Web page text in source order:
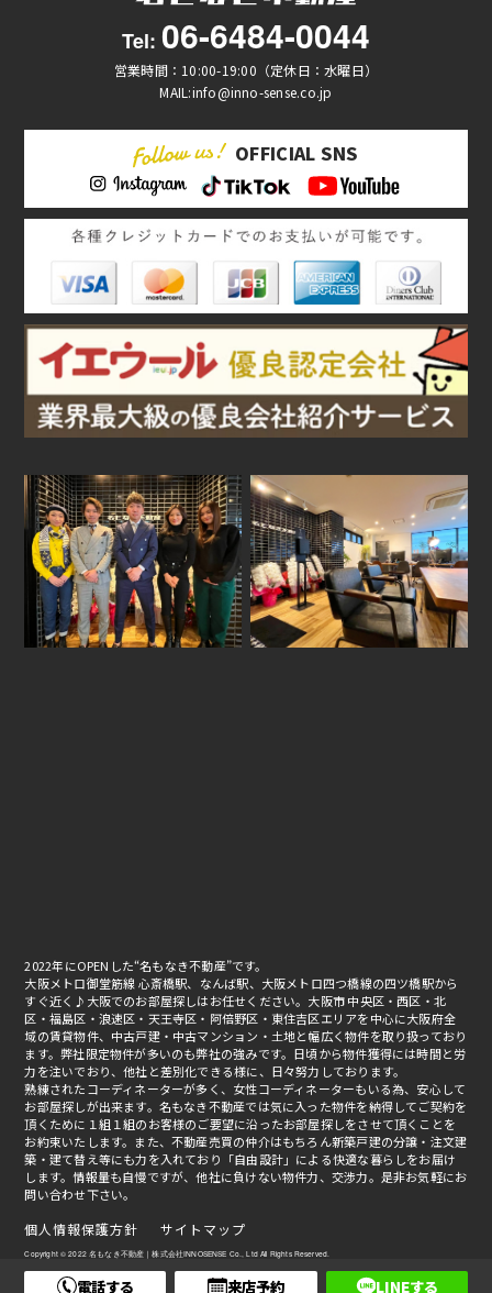
Tel: 06-6484-0044
営業時間：10:00-19:00（定休日：水曜日）
MAIL:info@inno-sense.co.jp
OFFICIAL SNS
2022年にOPENした“名もなき不動産”です。
大阪メトロ御堂筋線 心斎橋駅、なんば駅、大阪メトロ四つ橋線の四ツ橋駅から
すぐ近く♪大阪でのお部屋探しはお任せください。大阪市 中央区・西区・北
区・福島区・浪速区・天王寺区・阿倍野区・東住吉区エリアを中心に大阪府全
域の賃貸物件、中古戸建・中古マンション・土地と幅広く物件を取り扱っており
ます。弊社限定物件が多いのも弊社の強みです。日頃から物件獲得には時間と労
力を注いでおり、他社と差別化できる様に、日々努力しております。
熟練されたコーディネーターが多く、女性コーディネーターもいる為、安心して
お部屋探しが出来ます。名もなき不動産では気に入った物件を納得してご契約を
頂くために１組１組のお客様のご要望に沿ったお部屋探しをさせて頂くことを
お約束いたします。また、不動産売買の仲介はもちろん新築戸建の分譲・注文建
築・建て替え等にも力を入れており「自由設計」による快適な暮らしをお届け
します。情報量も自慢ですが、他社に負けない物件力、交渉力。是非お気軽にお
問い合わせ下さい。
Copyright © 2022 名もなき不動産｜株式会社INNOSENSE Co., Ltd All Rights Reserved.
個人情報保護方針 サイトマップ
電話する 来店予約 LINEする